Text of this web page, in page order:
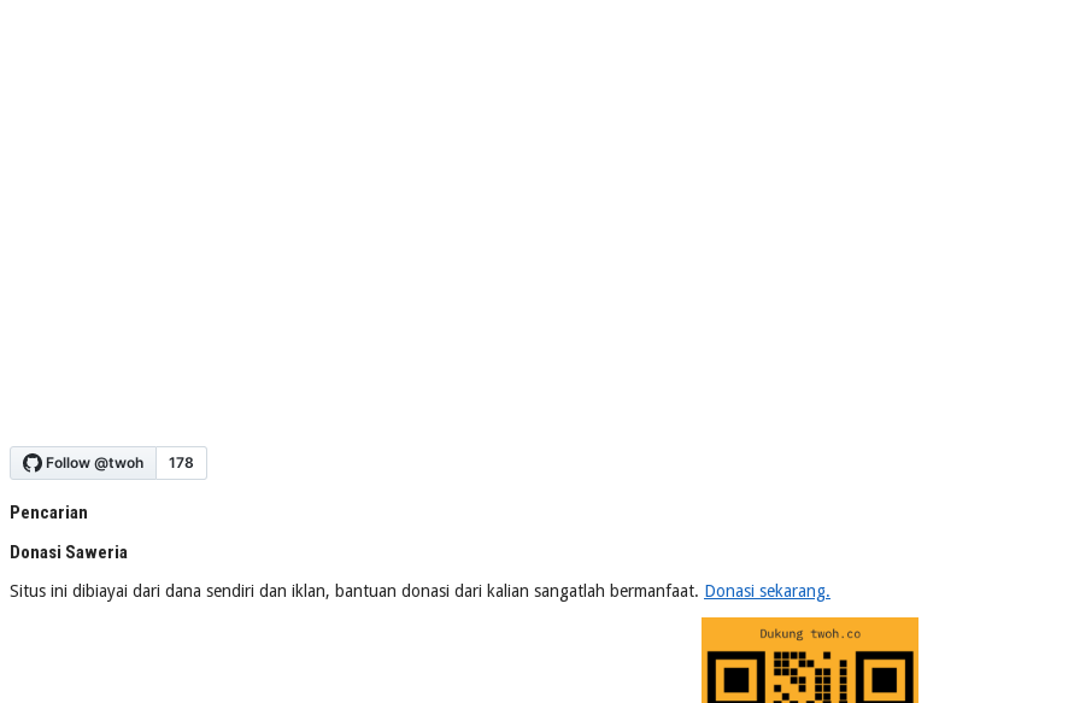
Pencarian
Donasi Saweria
Situs ini dibiayai dari dana sendiri dan iklan, bantuan donasi dari kalian sangatlah bermanfaat. Donasi sekarang.